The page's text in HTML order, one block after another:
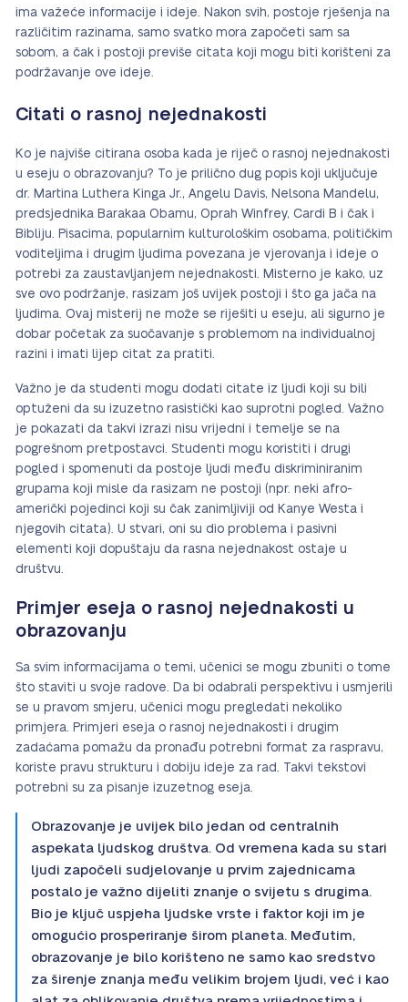
ima važeće informacije i ideje. Nakon svih, postoje rješenja na
različitim razinama, samo svatko mora započeti sam sa
sobom, a čak i postoji previše citata koji mogu biti korišteni za
podržavanje ove ideje.
Citati o rasnoj nejednakosti
Ko je najviše citirana osoba kada je riječ o rasnoj nejednakosti
u eseju o obrazovanju? To je prilično dug popis koji uključuje
dr. Martina Luthera Kinga Jr., Angelu Davis, Nelsona Mandelu,
predsjednika Barakaa Obamu, Oprah Winfrey, Cardi B i čak i
Bibliju. Pisacima, popularnim kulturološkim osobama, političkim
voditeljima i drugim ljudima povezana je vjerovanja i ideje o
potrebi za zaustavljanjem nejednakosti. Misterno je kako, uz
sve ovo podržanje, rasizam još uvijek postoji i što ga jača na
ljudima. Ovaj misterij ne može se riješiti u eseju, ali sigurno je
dobar početak za suočavanje s problemom na individualnoj
razini i imati lijep citat za pratiti.
Važno je da studenti mogu dodati citate iz ljudi koji su bili
optuženi da su izuzetno rasistički kao suprotni pogled. Važno
je pokazati da takvi izrazi nisu vrijedni i temelje se na
pogrešnom pretpostavci. Studenti mogu koristiti i drugi
pogled i spomenuti da postoje ljudi među diskriminiranim
grupama koji misle da rasizam ne postoji (npr. neki afro-
američki pojedinci koji su čak zanimljiviji od Kanye Westa i
njegovih citata). U stvari, oni su dio problema i pasivni
elementi koji dopuštaju da rasna nejednakost ostaje u
društvu.
Primjer eseja o rasnoj nejednakosti u
obrazovanju
Sa svim informacijama o temi, učenici se mogu zbuniti o tome
što staviti u svoje radove. Da bi odabrali perspektivu i usmjerili
se u pravom smjeru, učenici mogu pregledati nekoliko
primjera. Primjeri eseja o rasnoj nejednakosti i drugim
zadaćama pomažu da pronađu potrebni format za raspravu,
koriste pravu strukturu i dobiju ideje za rad. Takvi tekstovi
potrebni su za pisanje izuzetnog eseja.
Obrazovanje je uvijek bilo jedan od centralnih
aspekata ljudskog društva. Od vremena kada su stari
ljudi započeli sudjelovanje u prvim zajednicama
postalo je važno dijeliti znanje o svijetu s drugima.
Bio je ključ uspjeha ljudske vrste i faktor koji im je
omogućio prosperiranje širom planeta. Međutim,
obrazovanje je bilo korišteno ne samo kao sredstvo
za širenje znanja među velikim brojem ljudi, već i kao